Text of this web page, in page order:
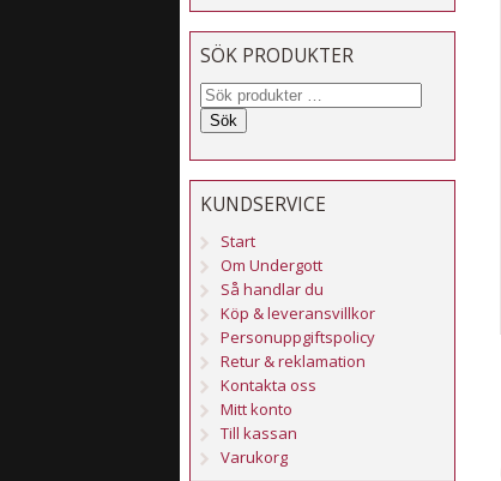
SÖK PRODUKTER
Sök
KUNDSERVICE
Start
Om Undergott
Så handlar du
Köp & leveransvillkor
Personuppgiftspolicy
Retur & reklamation
Kontakta oss
Mitt konto
Till kassan
Varukorg